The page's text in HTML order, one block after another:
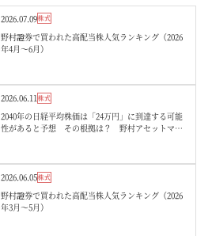
2026.07.09株式
野村證券で買われた高配当株人気ランキング（2026
年4月〜6月）
2026.06.11株式
2040年の日経平均株価は「24万円」に到達する可能
性があると予想 その根拠は？ 野村アセットマネ
2026.06.05株式
野村證券で買われた高配当株人気ランキング（2026
年3月〜5月）